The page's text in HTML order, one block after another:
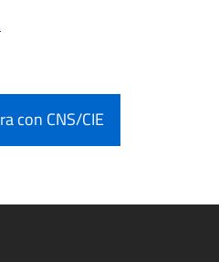
con CNS/CIE